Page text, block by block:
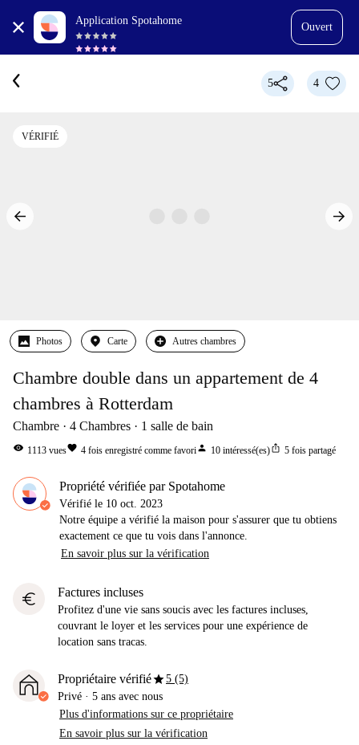
Application Spotahome
Ouvert
5 4
VÉRIFIÉ
Photos Carte Autres chambres
Chambre double dans un appartement de 4
chambres à Rotterdam
Chambre 4 Chambres 1 salle de bain
visibility 1113 vuesfavorite 4 fois enregistré comme favoriperson 10 intéressé(es)ios_share 5 fois partagé
Propriété vérifiée par Spotahome
Vérifié le 10 oct. 2023
Notre équipe a vérifié la maison pour s'assurer que tu obtiens
exactement ce que tu vois dans l'annonce.
En savoir plus sur la vérification
euro Factures incluses
Profitez d'une vie sans soucis avec les factures incluses,
couvrant le loyer et les services pour une expérience de
location sans tracas.
Propriétaire vérifiéstar5 (5)
Privé · 5 ans avec nous
Plus d'informations sur ce propriétaire
En savoir plus sur la vérification